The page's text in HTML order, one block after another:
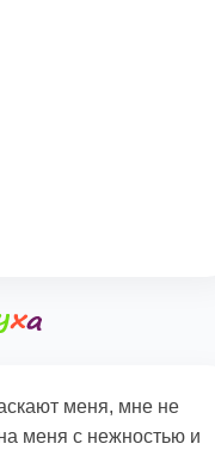
меня, мне не
меня с нежностью и